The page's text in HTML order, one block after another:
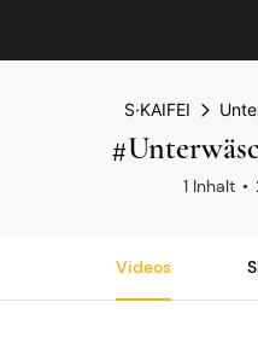
S·KAIFEI
1 Inhalt
Videos